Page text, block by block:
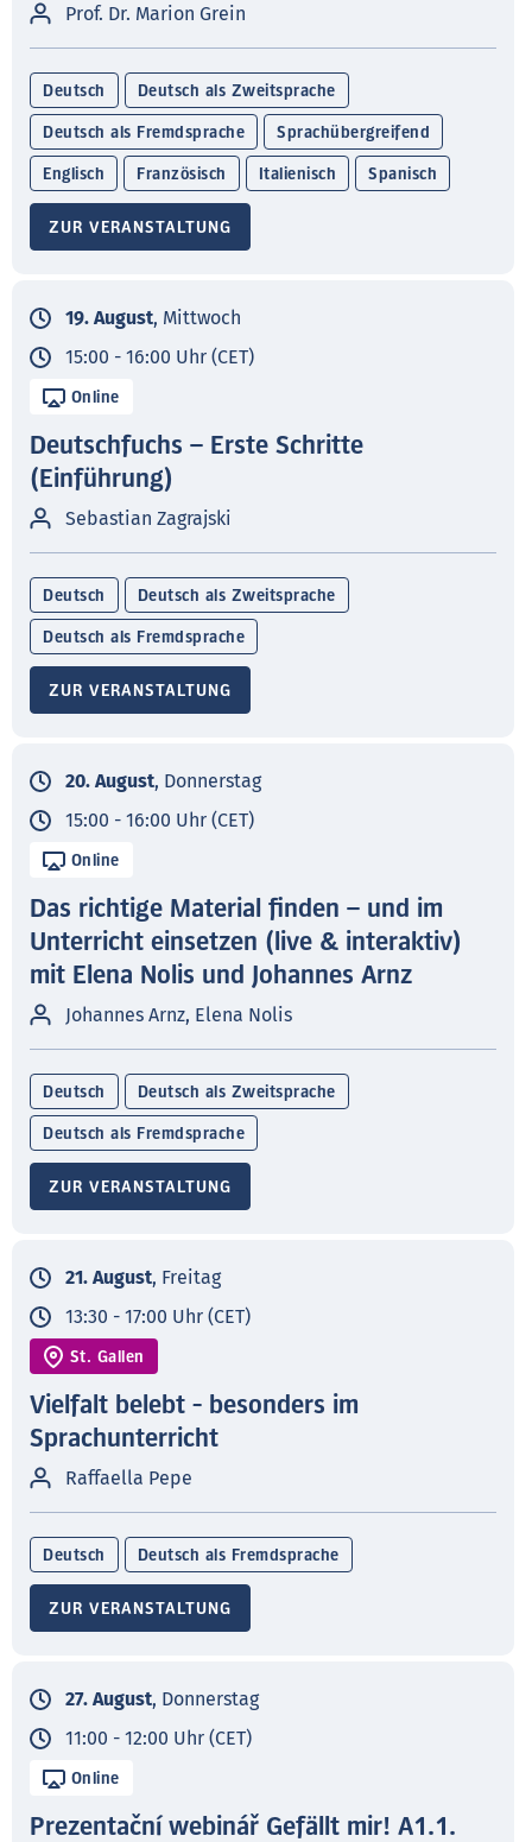
Prof. Dr. Marion Grein
Deutsch Deutsch als Zweitsprache
Deutsch als Fremdsprache Sprachübergreifend
Englisch Französisch Italienisch Spanisch
ZUR VERANSTALTUNG
19. August, Mittwoch
15:00 - 16:00 Uhr (CET)
Online
Deutschfuchs – Erste Schritte
(Einführung)
Sebastian Zagrajski
Deutsch Deutsch als Zweitsprache
Deutsch als Fremdsprache
ZUR VERANSTALTUNG
20. August, Donnerstag
15:00 - 16:00 Uhr (CET)
Online
Das richtige Material finden – und im
Unterricht einsetzen (live & interaktiv)
mit Elena Nolis und Johannes Arnz
Johannes Arnz, Elena Nolis
Deutsch Deutsch als Zweitsprache
Deutsch als Fremdsprache
ZUR VERANSTALTUNG
21. August, Freitag
13:30 - 17:00 Uhr (CET)
St. Gallen
Vielfalt belebt - besonders im
Sprachunterricht
Raffaella Pepe
Deutsch Deutsch als Fremdsprache
ZUR VERANSTALTUNG
27. August, Donnerstag
11:00 - 12:00 Uhr (CET)
Online
Prezentační webinář Gefällt mir! A1.1.